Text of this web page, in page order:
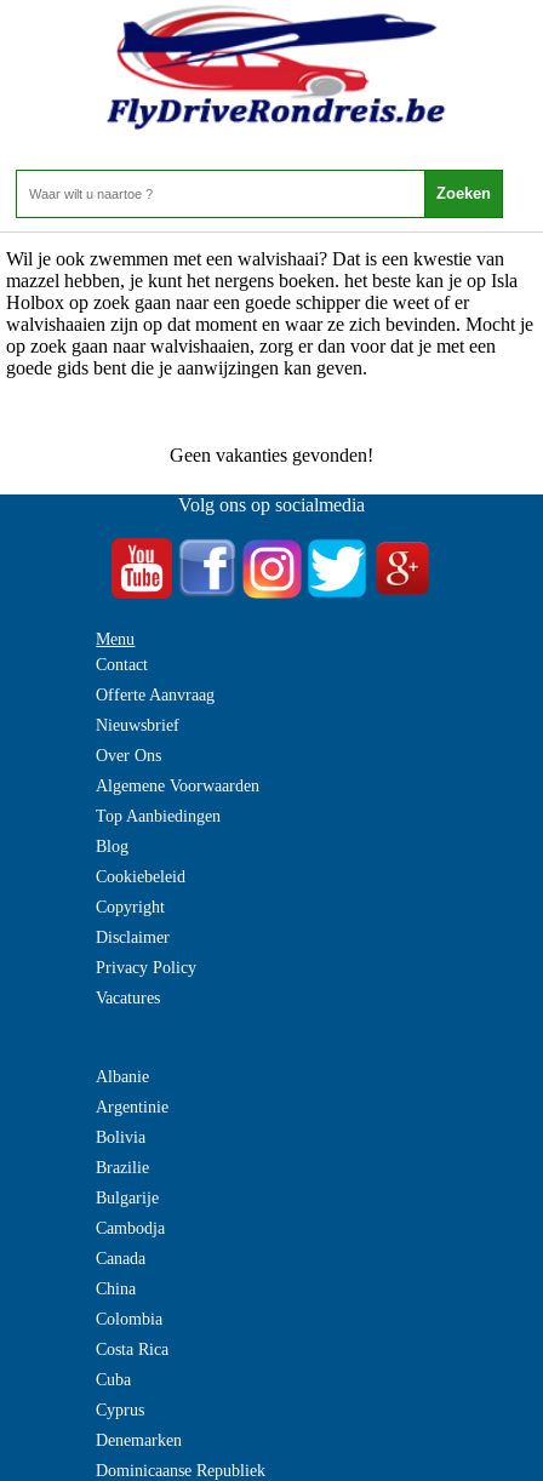
Mexico - Mexico - Isla Holbox
Home>
Isla Holbox
0 Aanbiedingen
Wil je ook zwemmen met een walvishaai? Dat is een kwestie van
mazzel hebben, je kunt het nergens boeken. het beste kan je op Isla
Holbox op zoek gaan naar een goede schipper die weet of er
walvishaaien zijn op dat moment en waar ze zich bevinden. Mocht je
op zoek gaan naar walvishaaien, zorg er dan voor dat je met een
goede gids bent die je aanwijzingen kan geven.
Geen vakanties gevonden!
Volg ons op socialmedia
Menu
Contact
Offerte Aanvraag
Nieuwsbrief
Over Ons
Algemene Voorwaarden
Top Aanbiedingen
Blog
Cookiebeleid
Copyright
Disclaimer
Privacy Policy
Vacatures
Albanie
Argentinie
Bolivia
Brazilie
Bulgarije
Cambodja
Canada
China
Colombia
Costa Rica
Cuba
Cyprus
Denemarken
Dominicaanse Republiek